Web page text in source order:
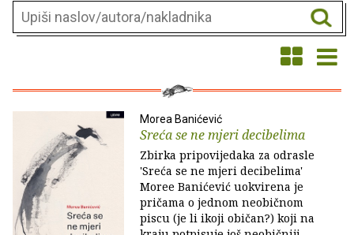
Morea Banićević
Sreća se ne mjeri decibelima
Zbirka pripovijedaka za odrasle
'Sreća se ne mjeri decibelima'
Moree Banićević uokvirena je
pričama o jednom neobičnom
piscu (je li ikoji običan?) koji na